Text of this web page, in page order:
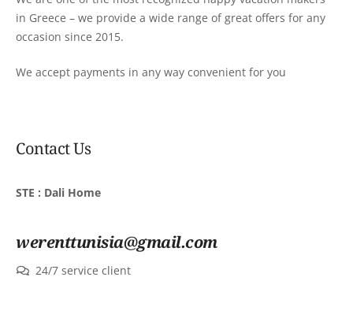
in Greece – we provide a wide range of great offers for any
occasion since 2015.
We accept payments in any way convenient for you
Contact Us
STE : Dali Home
werenttunisia@gmail.com
24/7 service client